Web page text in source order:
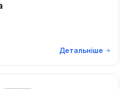
Детальніше